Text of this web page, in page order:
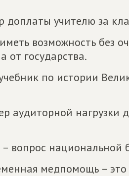
доплаты учителю за
возможность без
от государства.
по истории
аудиторной
вопрос национальной
медпомощь – это